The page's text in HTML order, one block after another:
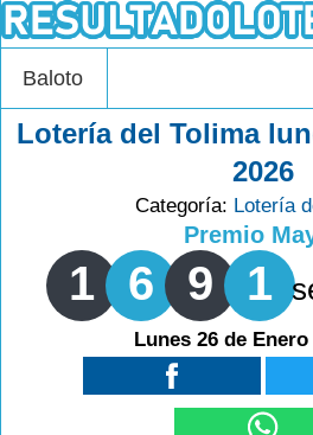
Baloto
Lotería del Tolima
2026
Categoría: Lotería
Premio
1 6 9 1
Lunes 26 de Enero